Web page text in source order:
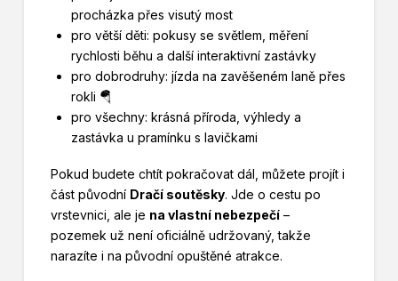
procházka přes visutý most
pro větší děti: pokusy se světlem, měření
rychlosti běhu a další interaktivní zastávky
pro dobrodruhy: jízda na zavěšeném laně přes
rokli 🪂
pro všechny: krásná příroda, výhledy a
zastávka u pramínku s lavičkami
Pokud budete chtít pokračovat dál, můžete projít i
část původní Dračí soutěsky. Jde o cestu po
vrstevnici, ale je na vlastní nebezpečí–
pozemek už není oficiálně udržovaný, takže
narazíte i na původní opuštěné atrakce.